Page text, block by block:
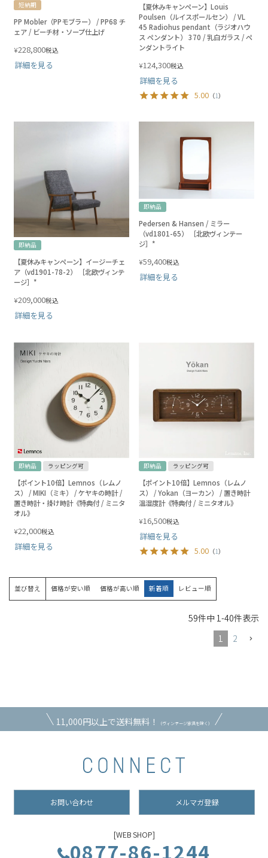
短納期
PP Mobler（PPモブラー） / PP68 チ
ェア / ビーチ材・ソープ仕上げ
¥228,800税込
詳細を見る
【夏休みキャンペーン】Louis
Poulsen（ルイスポールセン） / VL
45 Radiohus pendant（ラジオハウ
ス ペンダント） 370 / 乳白ガラス / ペ
ンダントライト
¥124,300税込
詳細を見る
5.00 （1）
即納品
【夏休みキャンペーン】イージーチェ
ア（vd1901-78-2） ［北欧ヴィンテ
ージ］*
¥209,000税込
詳細を見る
即納品
Pedersen & Hansen / ミラー
（vd1801-65） ［北欧ヴィンテー
ジ］*
¥59,400税込
詳細を見る
即納品 ラッピング可
【ポイント10倍】Lemnos（レムノ
ス） / MIKI（ミキ） / ケヤキの時計 /
置き時計・掛け時計《特典付 / ミニタ
オル》
¥22,000税込
詳細を見る
即納品 ラッピング可
【ポイント10倍】Lemnos（レムノ
ス） / Yokan（ヨーカン） / 置き時計
温湿度計《特典付 / ミニタオル》
¥16,500税込
詳細を見る
5.00 （1）
並び替え 価格が安い順 価格が高い順 新着順 レビュー順
59件中 1 -40件表示
1
2
11,000円以上で送料無料！ （ヴィンテージ家具を除く）
お問い合わせ メルマガ登録
[WEB SHOP]
0877-86-1244